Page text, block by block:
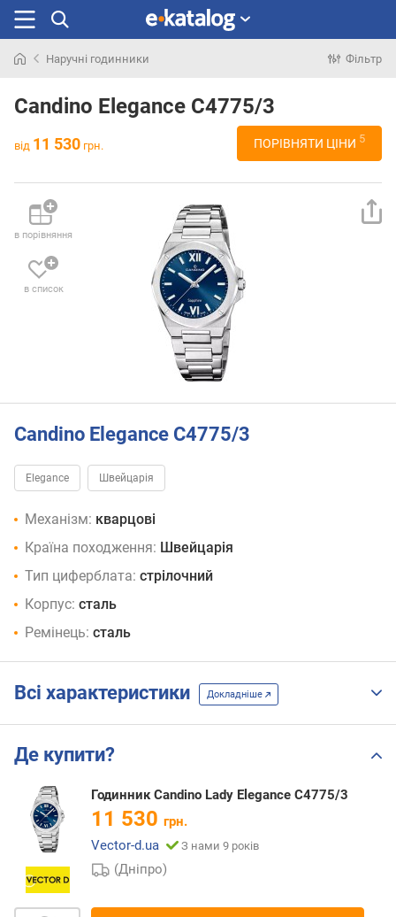
раніше
Наручні годинники Фільтр
Candino Elegance C4775/3
від 11 530 грн. ПОРІВНЯТИ ЦІНИ 5
в порівняння
в список
Candino Elegance C4775/3
Elegance Швейцарія
Механізм: кварцові
Країна походження: Швейцарія
Тип циферблата: стрілочний
Корпус: сталь
Ремінець: сталь
Всі характеристики Докладніше
Де купити?
Годинник Candino Lady Elegance C4775/3
11 530 грн.
Vector-d.ua
З нами 9 років
(Дніпро)